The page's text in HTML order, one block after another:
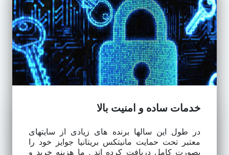
خدمات ساده و امنیت بالا
در طول این سالها برنده های زیادی از سایتهای
معتبر تحت حمایت مانیتکس بریتانیا جوایز خود را
بصورت کامل دریافت کرده اند . ما هزینه خرید و